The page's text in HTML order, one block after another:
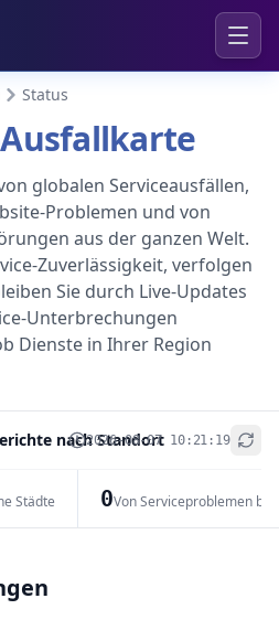
Status
globalen Serviceausfällen,
Problemen und von
aus der ganzen Welt.
Zuverlässigkeit, verfolgen
Sie durch Live-Updates
Unterbrechungen
Dienste in Ihrer Region
nach Standort
2026-08-07 10:21:19
Städte 0Von Serviceproblemen
+